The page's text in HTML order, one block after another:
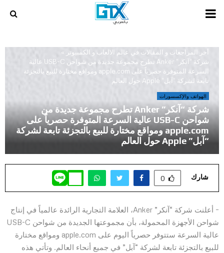
PRIMARY
أخر المراجعات و المقالات في عالم الالعاب و الكمبيوتر »
شركة “آنكر” Anker تطرح مجموعة جديدة من شواحن USB-C عالية
السرعة المتوفرة حصرياً على apple.com ومواقع مختارة للبيع بالتجزئة
تابعة لشركة “آبل” Apple حول العالم
الهواتف والإكسسورات
شركة “آنكر” Anker تطرح مجموعة جديدة من
شواحن USB-C عالية السرعة المتوفرة حصرياً على
apple.com ومواقع مختارة للبيع بالتجزئة تابعة لشركة
“آبل” Apple حول العالم
شارك 0
– أعلنت شركة “آنكر” Anker، العلامة التجارية الرائدة عالمياً في إنتاج
شواحن الأجهزة المحمولة، بأن مجموعتها الجديدة من شواحن USB-C
عالية السرعة ستتوفر حصرياً اليوم على apple.com ومواقع مختارة
للبيع بالتجزئة تابعة لشركة “آبل” في جميع أنحاء العالم. وتأتي هذه